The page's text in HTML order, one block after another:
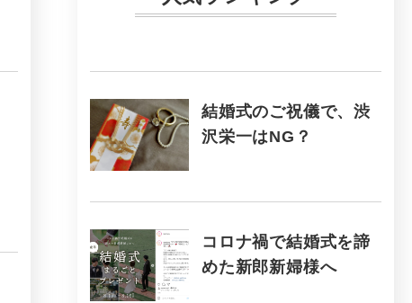
結婚式のご祝儀で、渋
沢栄一はNG？
コロナ禍で結婚式を諦
めた新郎新婦様へ